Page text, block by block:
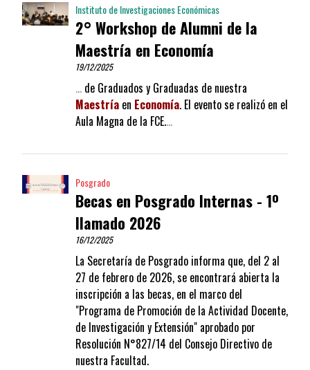
Instituto de Investigaciones Económicas
2° Workshop de Alumni de la
Maestría en Economía
19/12/2025
…de Graduados y Graduadas de nuestra
Maestríaen Economía. El evento se realizó en el
Aula Magna de la FCE.…
Posgrado
Becas en Posgrado Internas - 1º
llamado 2026
16/12/2025
La Secretaría de Posgrado informa que, del 2 al
27 de febrero de 2026, se encontrará abierta la
inscripción a las becas, en el marco del
"Programa de Promoción de la Actividad Docente,
de Investigación y Extensión" aprobado por
Resolución N°827/14 del Consejo Directivo de
nuestra Facultad.